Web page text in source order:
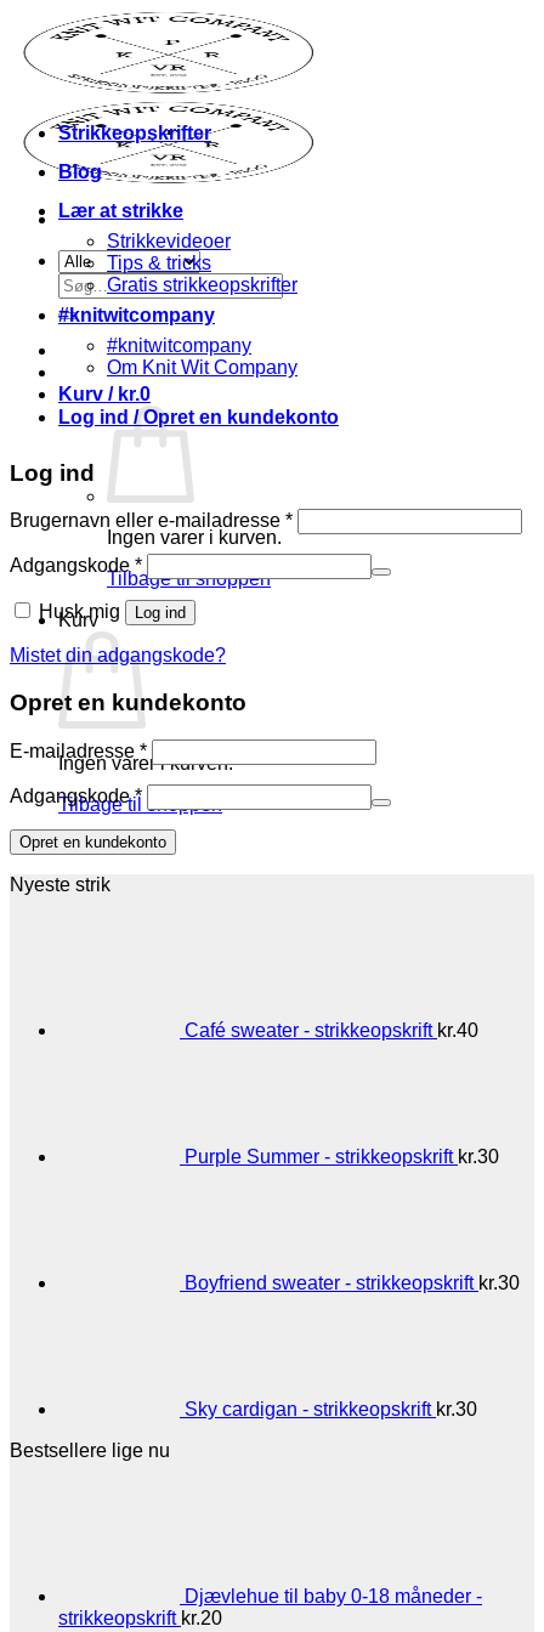
Fortsæt
indhold
Søg
efter:
Kurv / kr.0
Ingen varer i kurven.
Tilbage til shoppen
Kurv
Ingen varer i kurven.
Tilbage til shoppen
Strikkeopskrifter
Blog
Lær at strikke
Strikkevideoer
Tips & tricks
Gratis strikkeopskrifter
#knitwitcompany
#knitwitcompany
Om Knit Wit Company
Log ind / Opret en kundekonto
Log ind
Brugernavn eller e-mailadresse *Påkrævet
Adgangskode*Påkrævet
Husk mig Log ind
Mistet din adgangskode?
Opret en kundekonto
E-mailadresse *Påkrævet
Adgangskode*Påkrævet
Opret en kundekonto
Nyeste strik
Café sweater - strikkeopskrift kr.40
Purple Summer - strikkeopskrift kr.30
Boyfriend sweater - strikkeopskrift kr.30
Sky cardigan - strikkeopskrift kr.30
Bestsellere lige nu
Djævlehue til baby 0-18 måneder -
strikkeopskrift kr.20